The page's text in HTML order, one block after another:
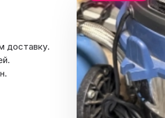
Беговая
Духовой шкаф
шкаф Встраиваемая
Осушитель воздуха
доставку.